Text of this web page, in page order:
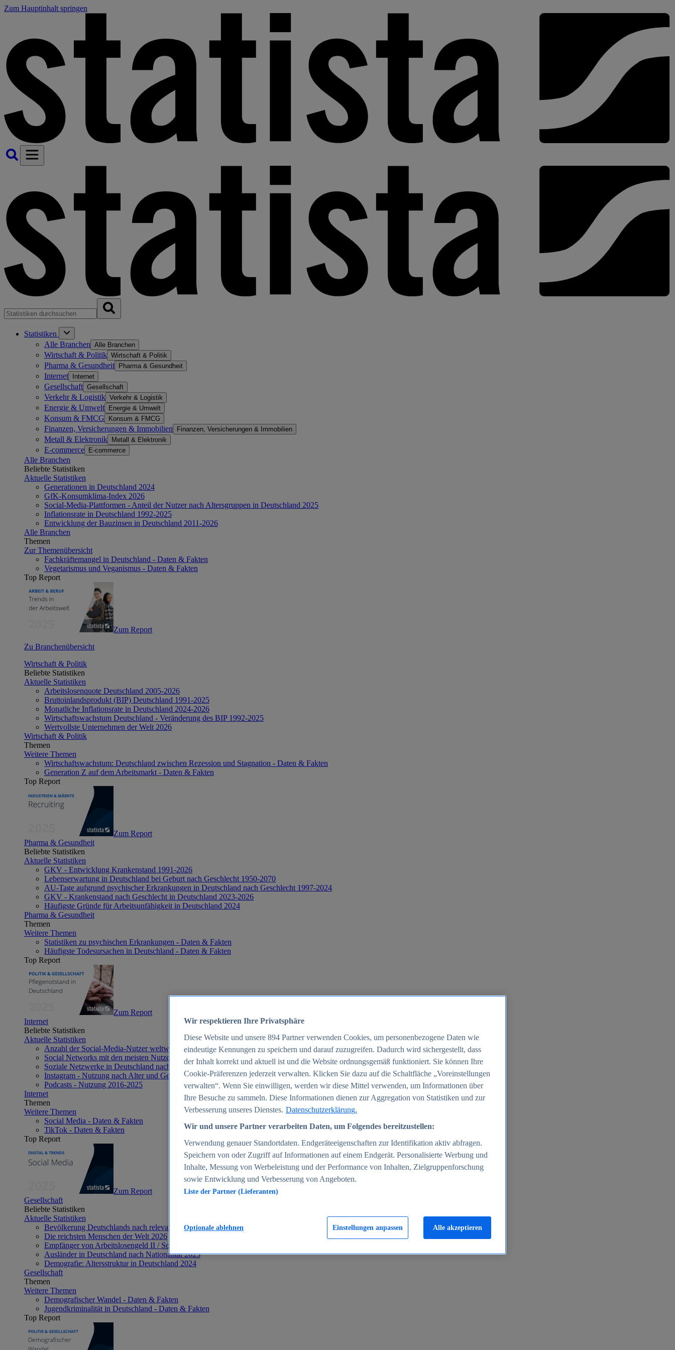
Zum Hauptinhalt springen
Statistiken
Alle Branchen Alle Branchen
Wirtschaft & Politik Wirtschaft & Politik
Pharma & Gesundheit Pharma & Gesundheit
Internet Internet
Gesellschaft Gesellschaft
Verkehr & Logistik Verkehr & Logistik
Energie & Umwelt Energie & Umwelt
Konsum & FMCG Konsum & FMCG
Finanzen, Versicherungen & Immobilien Finanzen, Versicherungen & Immobilien
Metall & Elektronik Metall & Elektronik
E-commerce E-commerce
Alle Branchen
Beliebte Statistiken
Aktuelle Statistiken
Generationen in Deutschland 2024
GfK-Konsumklima-Index 2026
Social-Media-Plattformen - Anteil der Nutzer nach Altersgruppen in Deutschland 2025
Inflationsrate in Deutschland 1992-2025
Entwicklung der Bauzinsen in Deutschland 2011-2026
Alle Branchen
Themen
Zur Themenübersicht
Fachkräftemangel in Deutschland - Daten & Fakten
Vegetarismus und Veganismus - Daten & Fakten
Top Report
Zum Report
Zu Branchenübersicht
Wirtschaft & Politik
Beliebte Statistiken
Aktuelle Statistiken
Arbeitslosenquote Deutschland 2005-2026
Bruttoinlandsprodukt (BIP) Deutschland 1991-2025
Monatliche Inflationsrate in Deutschland 2024-2026
Wirtschaftswachstum Deutschland - Veränderung des BIP 1992-2025
Wertvollste Unternehmen der Welt 2026
Wirtschaft & Politik
Themen
Weitere Themen
Wirtschaftswachstum: Deutschland zwischen Rezession und Stagnation - Daten & Fakten
Generation Z auf dem Arbeitsmarkt - Daten & Fakten
Top Report
Zum Report
Pharma & Gesundheit
Beliebte Statistiken
Aktuelle Statistiken
GKV - Entwicklung Krankenstand 1991-2026
Lebenserwartung in Deutschland bei Geburt nach Geschlecht 1950-2070
AU-Tage aufgrund psychischer Erkrankungen in Deutschland nach Geschlecht 1997-2024
GKV - Krankenstand nach Geschlecht in Deutschland 2023-2026
Häufigste Gründe für Arbeitsunfähigkeit in Deutschland 2024
Pharma & Gesundheit
Themen
Weitere Themen
Statistiken zu psychischen Erkrankungen - Daten & Fakten
Häufigste Todesursachen in Deutschland - Daten & Fakten
Top Report
Zum Report
Internet
Beliebte Statistiken
Aktuelle Statistiken
Anzahl der Social-Media-Nutzer weltweit 2012-2025
Social Networks mit den meisten Nutzern weltweit 2025
Soziale Netzwerke in Deutschland nach Generationen 2025
Instagram - Nutzung nach Alter und Geschlecht in Deutschland 2025
Podcasts - Nutzung 2016-2025
Internet
Themen
Weitere Themen
Social Media - Daten & Fakten
TikTok - Daten & Fakten
Top Report
Zum Report
Gesellschaft
Beliebte Statistiken
Aktuelle Statistiken
Bevölkerung Deutschlands nach relevanten Altersgruppen 2024
Die reichsten Menschen der Welt 2026
Empfänger von Arbeitslosengeld II / Sozialgeld / Bürgergeld in Deutschland 2005-2025
Ausländer in Deutschland nach Nationalität 2025
Demografie: Altersstruktur in Deutschland 2024
Gesellschaft
Themen
Weitere Themen
Demografischer Wandel - Daten & Fakten
Jugendkriminalität in Deutschland - Daten & Fakten
Top Report
Wir respektieren Ihre Privatsphäre
Diese Website und unsere 894 Partner verwenden Cookies, um personenbezogene Daten wie
eindeutige Kennungen zu speichern und darauf zuzugreifen. Dadurch wird sichergestellt, dass
der Inhalt korrekt und aktuell ist und die Website ordnungsgemäß funktioniert. Sie können Ihre
Cookie-Präferenzen jederzeit verwalten. Klicken Sie dazu auf die Schaltfläche „Voreinstellungen
verwalten“. Wenn Sie einwilligen, werden wir diese Mittel verwenden, um Informationen über
Ihre Besuche zu sammeln. Diese Informationen dienen zur Aggregation von Statistiken und zur
Verbesserung unseres Dienstes. Datenschutzerklärung.
Wir und unsere Partner verarbeiten Daten, um Folgendes bereitzustellen:
Verwendung genauer Standortdaten. Endgeräteeigenschaften zur Identifikation aktiv abfragen.
Speichern von oder Zugriff auf Informationen auf einem Endgerät. Personalisierte Werbung und
Inhalte, Messung von Werbeleistung und der Performance von Inhalten, Zielgruppenforschung
sowie Entwicklung und Verbesserung von Angeboten.
Liste der Partner (Lieferanten)
Einstellungen anpassen
Optionale ablehnen Alle akzeptieren